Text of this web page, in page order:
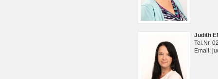
Judith
Tel.Nr.
Email: